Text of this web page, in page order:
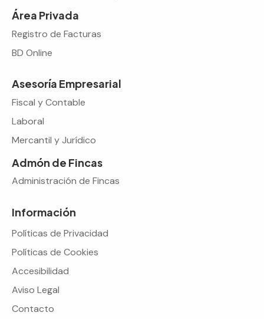
Área Privada
Registro de Facturas
BD Online
Asesoría Empresarial
Fiscal y Contable
Laboral
Mercantil y Jurídico
Admón de Fincas
Administración de Fincas
Información
Políticas de Privacidad
Políticas de Cookies
Accesibilidad
Aviso Legal
Contacto